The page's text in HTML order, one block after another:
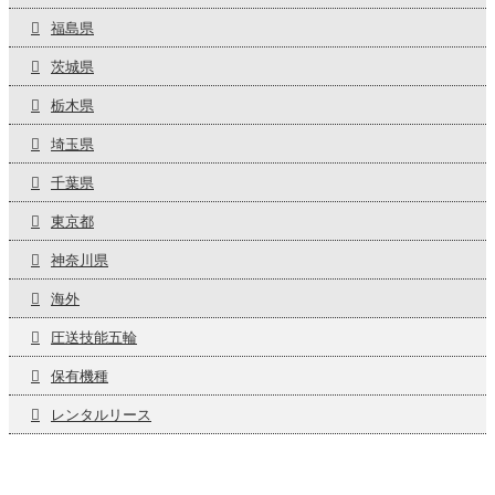
福島県
茨城県
栃木県
埼玉県
千葉県
東京都
神奈川県
海外
圧送技能五輪
保有機種
レンタルリース